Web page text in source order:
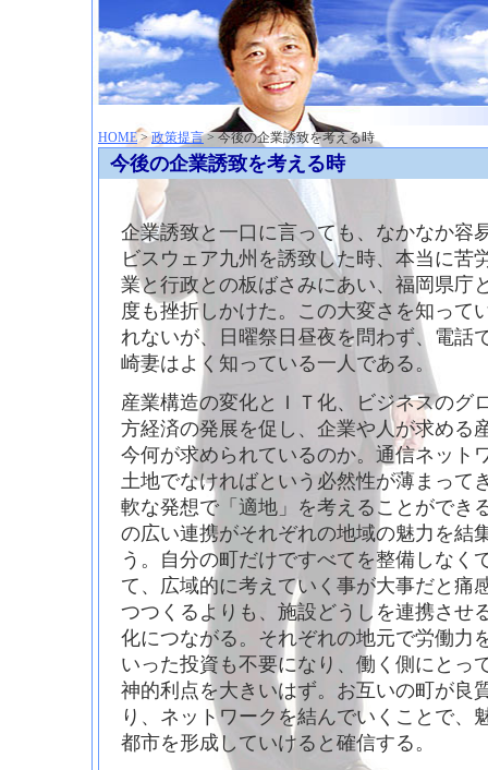
HOME>政策提言> 今後の企業誘致を考える時
今後の企業誘致を考える時
企業誘致と一口に言っても、なかなか容
ビスウェア九州を誘致した時、本当に苦
業と行政との板ばさみにあい、福岡県庁
度も挫折しかけた。この大変さを知って
れないが、日曜祭日昼夜を問わず、電話
崎妻はよく知っている一人である。
産業構造の変化とＩＴ化、ビジネスのグ
方経済の発展を促し、企業や人が求める
今何が求められているのか。通信ネット
土地でなければという必然性が薄まって
軟な発想で「適地」を考えることができ
の広い連携がそれぞれの地域の魅力を結
う。自分の町だけですべてを整備しなく
て、広域的に考えていく事が大事だと痛
つつくるよりも、施設どうしを連携させ
化につながる。それぞれの地元で労働力
いった投資も不要になり、働く側にとっ
神的利点を大きいはず。お互いの町が良
り、ネットワークを結んでいくことで、
都市を形成していけると確信する。